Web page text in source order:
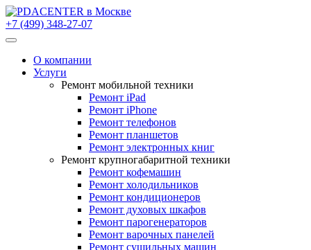
+7 (499) 348-27-07
О компании
Услуги
Ремонт мобильной техники
Ремонт iPad
Ремонт iPhone
Ремонт телефонов
Ремонт планшетов
Ремонт электронных книг
Ремонт крупногабаритной техники
Ремонт кофемашин
Ремонт холодильников
Ремонт кондиционеров
Ремонт духовых шкафов
Ремонт парогенераторов
Ремонт варочных панелей
Ремонт сушильных машин